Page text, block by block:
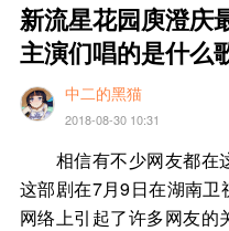
新流星花园庾澄庆
主演们唱的是什么
中二的黑猫
2018-08-30 10:31
相信有不少网友都在
这部剧在7月9日在湖南
网络上引起了许多网友的